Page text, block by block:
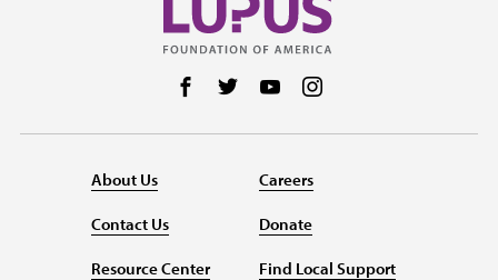
Follow us on Facebook
Follow us on Twitter
Follow us on YouTube
About Us
Contact Us
Resource Center
Careers
Donate
Find Local Support